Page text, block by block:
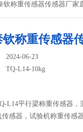
钦称重传感器传感器厂家
钦称重传感器
2024-06-23
TQ-L14-10kg
L14平行梁称重传感器
传感器，试验机称重传感